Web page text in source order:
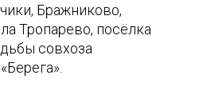
Бражниково,
Тропарево, посёлка
совхоза